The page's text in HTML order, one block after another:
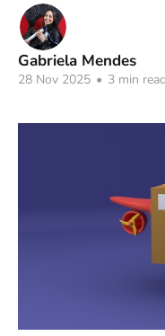
Gabriela Mendes
28 Nov 2025 • 3 min read